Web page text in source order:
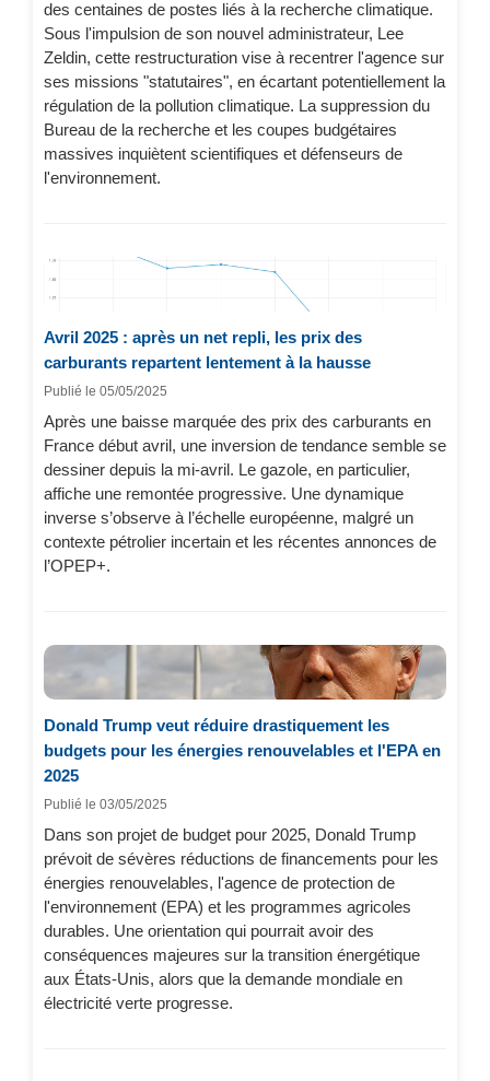
des centaines de postes liés à la recherche climatique.
Sous l'impulsion de son nouvel administrateur, Lee
Zeldin, cette restructuration vise à recentrer l'agence sur
ses missions "statutaires", en écartant potentiellement la
régulation de la pollution climatique. La suppression du
Bureau de la recherche et les coupes budgétaires
massives inquiètent scientifiques et défenseurs de
l'environnement.
Avril 2025 : après un net repli, les prix des
carburants repartent lentement à la hausse
Publié le 05/05/2025
Après une baisse marquée des prix des carburants en
France début avril, une inversion de tendance semble se
dessiner depuis la mi-avril. Le gazole, en particulier,
affiche une remontée progressive. Une dynamique
inverse s’observe à l’échelle européenne, malgré un
contexte pétrolier incertain et les récentes annonces de
l’OPEP+.
Donald Trump veut réduire drastiquement les
budgets pour les énergies renouvelables et l'EPA en
2025
Publié le 03/05/2025
Dans son projet de budget pour 2025, Donald Trump
prévoit de sévères réductions de financements pour les
énergies renouvelables, l'agence de protection de
l'environnement (EPA) et les programmes agricoles
durables. Une orientation qui pourrait avoir des
conséquences majeures sur la transition énergétique
aux États-Unis, alors que la demande mondiale en
électricité verte progresse.